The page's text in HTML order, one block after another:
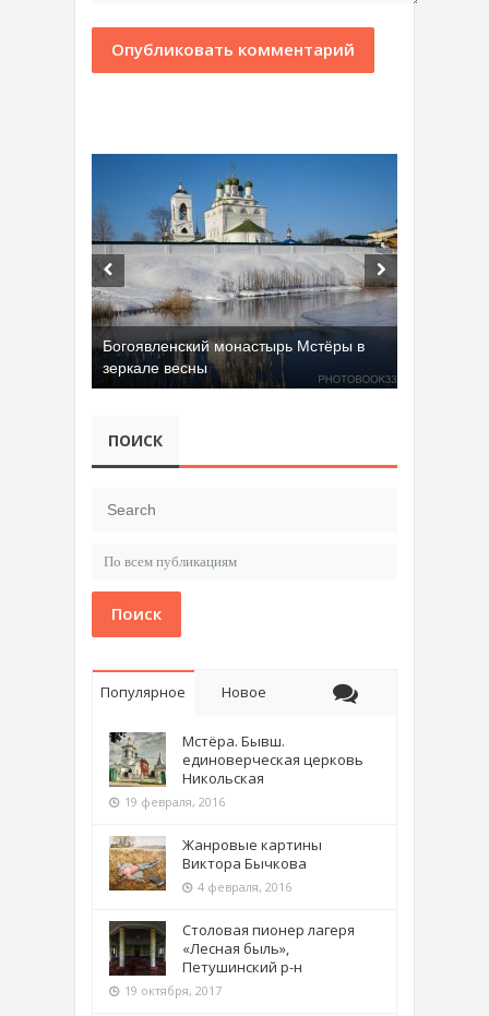
Богоявленский монастырь Мстёры в
зеркале весны
Добрятинский карьер (д. Алферово)
ПОИСК
Поиск
Популярное Новое
Мстёра. Бывш.
единоверческая церковь
Никольская
19 февраля, 2016
Жанровые картины
Виктора Бычкова
4 февраля, 2016
Столовая пионер лагеря
«Лесная быль»,
Петушинский р-н
19 октября, 2017